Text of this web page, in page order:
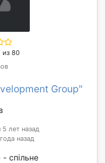
из 80
Group"
5 лет назад
назад
спільне